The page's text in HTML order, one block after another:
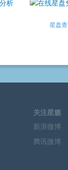
星盘
关注星籁
新浪微博
腾讯微博